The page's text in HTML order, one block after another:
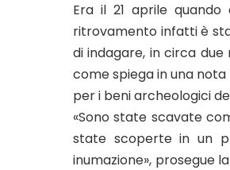
Era il 21 aprile
ritrovamento infatti è
di indagare, in circa
come spiega in una
per i beni archeologici
«Sono state scavate
state scoperte in un
inumazione», prosegue